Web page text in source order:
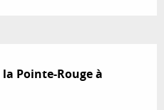
Pointe-Rouge à